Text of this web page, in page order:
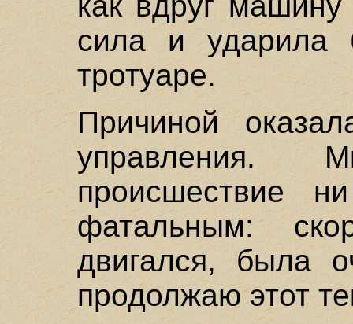
сила и ударила
тротуаре.
Причиной
управления.
происшествие
фатальным:
двигался, была
продолжаю этот